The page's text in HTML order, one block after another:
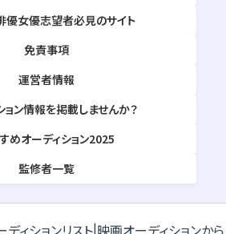
優女優志望者必見のサイト
免責事項
運営者情報
ョン情報を掲載しませんか？
めオーディション2025
監修者一覧